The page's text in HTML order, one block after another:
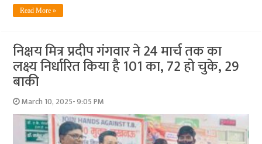
Read More »
निक्षय मित्र प्रदीप गंगवार ने 24 मार्च तक का
लक्ष्य निर्धारित किया है 101 का, 72 हो चुके, 29
बाकी
March 10, 2025- 9:05 PM